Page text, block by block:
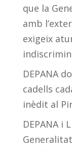
que la
amb
exigeix
DEPANA
cadells
inèdit al
DEPANA i